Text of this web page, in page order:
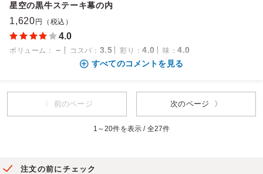
星空の黒牛ステーキ幕の内
1,620 円（税込）
4.0
ボリューム ： － コスパ ： 3.5 彩り ：4.0 味 ：4.0
すべてのコメントを見る
〈 前のページ 次のページ 〉
1～20件を表示 / 全27件
注文の前にチェック